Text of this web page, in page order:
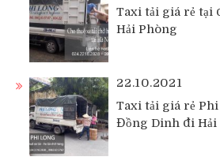
Taxi tải giá rẻ tại
Hải Phòng
22.10.2021
Taxi tải giá rẻ
Đồng Dinh đi Hải